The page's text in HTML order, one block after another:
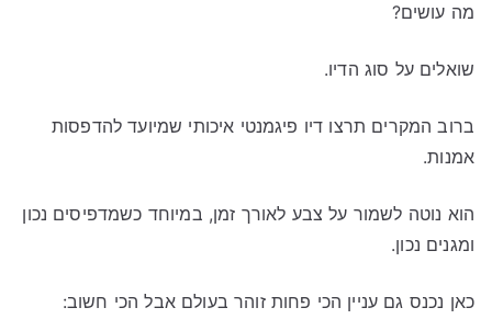
מה עושים?
שואלים על סוג הדיו.
ברוב המקרים תרצו דיו פיגמנטי איכותי שמיועד להדפסות
אמנות.
הוא נוטה לשמור על צבע לאורך זמן, במיוחד כשמדפיסים נכון
ומגנים נכון.
כאן נכנס גם עניין הכי פחות זוהר בעולם אבל הכי חשוב: